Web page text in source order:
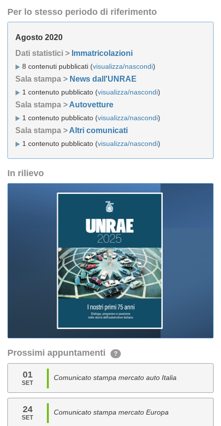
Per lo stesso periodo di riferimento
Agosto 2020
Dati statistici > Immatricolazioni
8 contenuti pubblicati (visualizza/nascondi)
Sala stampa > News dall'UNRAE
1 contenuto pubblicato (visualizza/nascondi)
Sala stampa > Autovetture
1 contenuto pubblicato (visualizza/nascondi)
Sala stampa > Altri comunicati
1 contenuto pubblicato (visualizza/nascondi)
In rilievo
Prossimi appuntamenti ?
01
SET
Comunicato stampa mercato auto Italia
24
SET
Comunicato stampa mercato Europa